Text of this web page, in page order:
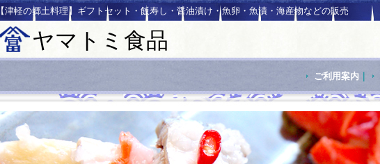
【津軽の郷土料理】ギフトセット・飯寿し・醤油漬け・魚卵・魚漬・海産物などの販売
ヤマトミ食品
ご利用案内